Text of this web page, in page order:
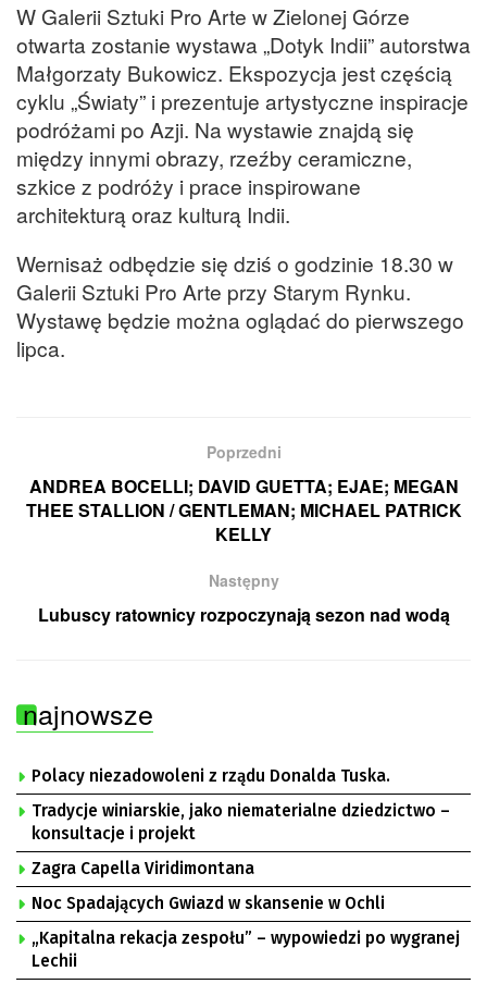
W Galerii Sztuki Pro Arte w Zielonej Górze
otwarta zostanie wystawa „Dotyk Indii” autorstwa
Małgorzaty Bukowicz. Ekspozycja jest częścią
cyklu „Światy” i prezentuje artystyczne inspiracje
podróżami po Azji. Na wystawie znajdą się
między innymi obrazy, rzeźby ceramiczne,
szkice z podróży i prace inspirowane
architekturą oraz kulturą Indii.
Wernisaż odbędzie się dziś o godzinie 18.30 w
Galerii Sztuki Pro Arte przy Starym Rynku.
Wystawę będzie można oglądać do pierwszego
lipca.
Poprzedni
ANDREA BOCELLI; DAVID GUETTA; EJAE; MEGAN
THEE STALLION / GENTLEMAN; MICHAEL PATRICK
KELLY
Następny
Lubuscy ratownicy rozpoczynają sezon nad wodą
najnowsze
Polacy niezadowoleni z rządu Donalda Tuska.
Tradycje winiarskie, jako niematerialne dziedzictwo –
konsultacje i projekt
Zagra Capella Viridimontana
Noc Spadających Gwiazd w skansenie w Ochli
„Kapitalna rekacja zespołu” – wypowiedzi po wygranej
Lechii